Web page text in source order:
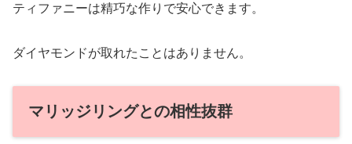
ティファニーは精巧な作りで安心できます。
ダイヤモンドが取れたことはありません。
マリッジリングとの相性抜群